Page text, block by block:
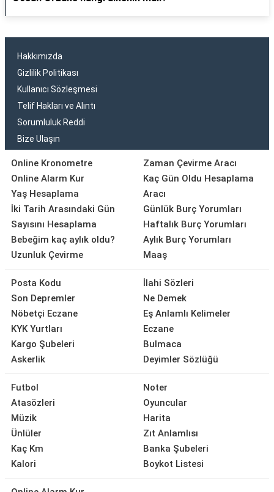
Hakkımızda
Gizlilik Politikası
Kullanıcı Sözleşmesi
Telif Hakları ve Alıntı
Sorumluluk Reddi
Bize Ulaşın
Online Kronometre
Online Alarm Kur
Yaş Hesaplama
İki Tarih Arasındaki Gün
Sayısını Hesaplama
Bebeğim kaç aylık oldu?
Uzunluk Çevirme
Zaman Çevirme Aracı
Kaç Gün Oldu Hesaplama
Aracı
Günlük Burç Yorumları
Haftalık Burç Yorumları
Aylık Burç Yorumları
Maaş
Posta Kodu
Son Depremler
Nöbetçi Eczane
KYK Yurtları
Kargo Şubeleri
Askerlik
İlahi Sözleri
Ne Demek
Eş Anlamlı Kelimeler
Eczane
Bulmaca
Deyimler Sözlüğü
Futbol
Atasözleri
Müzik
Ünlüler
Kaç Km
Kalori
Noter
Oyuncular
Harita
Zıt Anlamlısı
Banka Şubeleri
Boykot Listesi